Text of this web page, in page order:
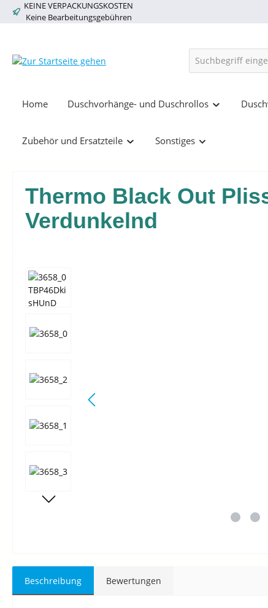
Zur Hauptnavigation springen
KEINE VERPACKUNGSKOSTEN
Keine Bearbeitungsgebühren
Home Duschvorhänge- und Duschrollos
Zubehör und Ersatzteile Sonstiges
Thermo Black Out
Verdunkelnd
Bildergalerie überspringen
Beschreibung Bewertungen